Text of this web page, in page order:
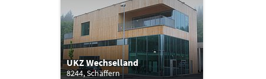
UKZ Wechselland
8244, Schäffern